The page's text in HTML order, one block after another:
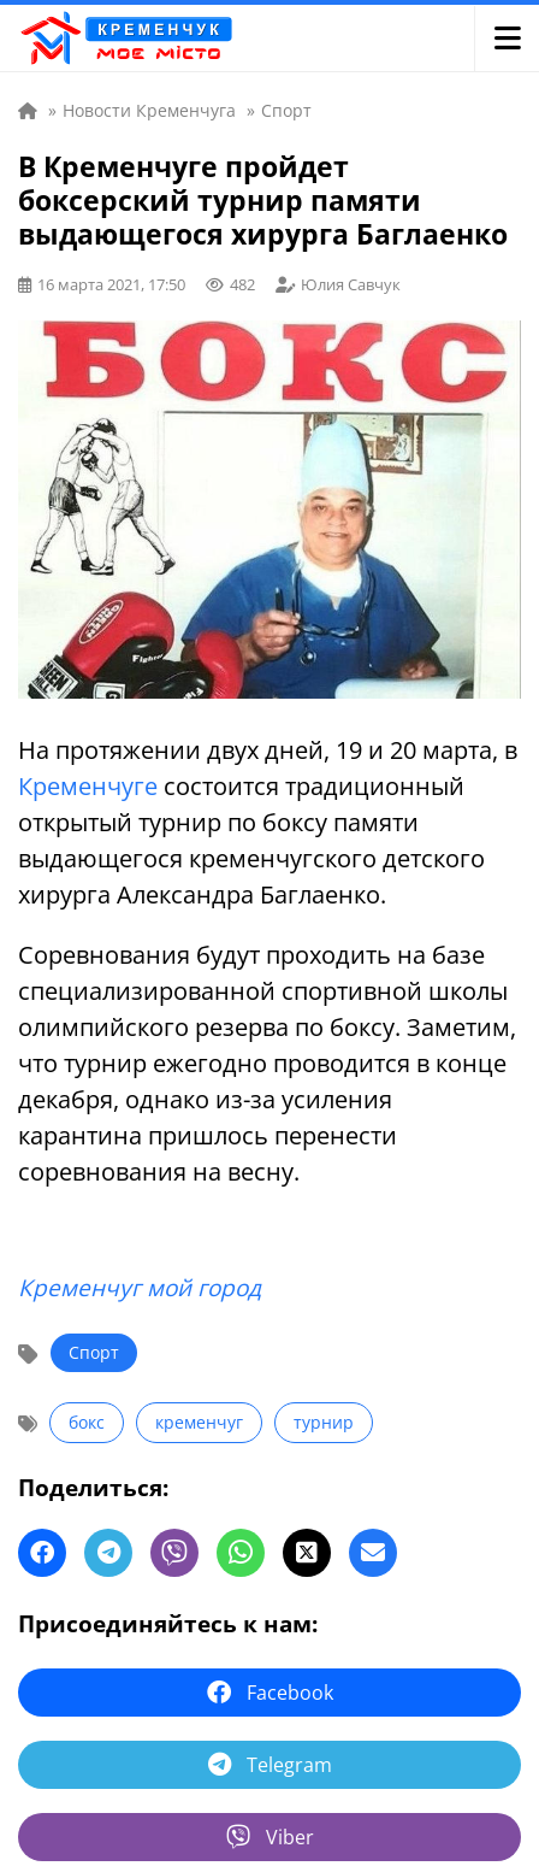
» Новости Кременчуга » Спорт
В Кременчуге пройдет
боксерский турнир памяти
выдающегося хирурга Баглаенко
16 марта 2021, 17:50 482 Юлия Савчук
На протяжении двух дней, 19 и 20 марта, в
Кременчуге состоится традиционный
открытый турнир по боксу памяти
выдающегося кременчугского детского
хирурга Александра Баглаенко.
Соревнования будут проходить на базе
специализированной спортивной школы
олимпийского резерва по боксу. Заметим,
что турнир ежегодно проводится в конце
декабря, однако из-за усиления
карантина пришлось перенести
соревнования на весну.
Кременчуг мой город
Спорт
бокс кременчуг турнир
Поделиться:
Присоединяйтесь к нам:
Facebook
Telegram
Viber